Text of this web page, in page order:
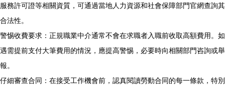
服務許可證等相關資質，可通過當地人力資源和社會保障部門官網查詢其
合法性。
警惕收費要求：正規職業中介通常不會在求職者入職前收取高額費用。如
遇需提前支付大筆費用的情況，應提高警惕，必要時向相關部門咨詢或舉
報。
仔細審查合同：在接受工作機會前，認真閱讀勞動合同的每一條款，特別